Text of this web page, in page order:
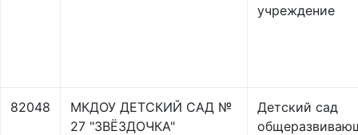
учреждение
82048
МКДОУ ДЕТСКИЙ САД №
27 "ЗВЁЗДОЧКА"
Детский сад